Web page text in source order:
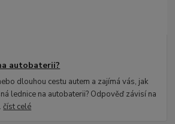
autobaterii?
dlouhou cestu autem a zajímá vás, jak
lednice na autobaterii? Odpověď závisí na
číst celé